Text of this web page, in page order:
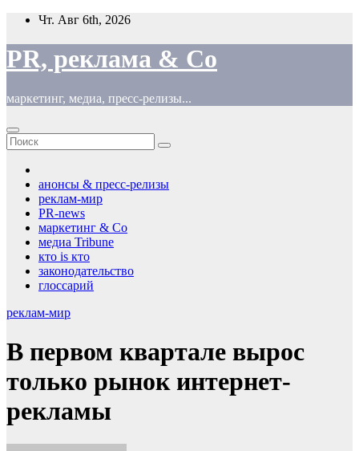
Перейти
содержимому
Чт. Авг 6th, 2026
PR, реклама & Co
маркетинг, медиа, пресс-релизы...
анонсы & пресс-релизы
реклам-мир
PR-news
маркетинг & Co
медиа Tribune
кто is кто
законодательство
глоссарий
реклам-мир
В первом квартале вырос
только рынок интернет-
рекламы